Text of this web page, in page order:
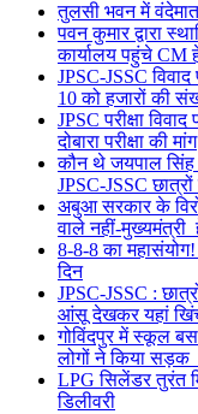
तुलसी भवन में
पवन कुमार द्वारा
कार्यालय पहुंचे CM
JPSC-JSSC
10 को हजारों की
JPSC परीक्षा
दोबारा परीक्षा की मांग
कौन थे जयपाल सिंह
JPSC-JSSC
अबुआ सरकार के
वाले नहीं-मुख्यमंत्री
8-8-8 का
दिन
JPSC-JSSC :
आंसू देखकर यहां
गोविंदपुर में स्कूल
लोगों ने किया सड़क
LPG सिलेंडर तुरंत
डिलीवरी